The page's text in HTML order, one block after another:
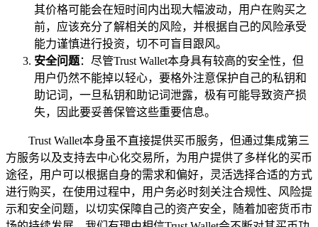
其价格可能会在短时间内出现大幅波动，用户在购买之
前，应该充分了解相关的风险，并根据自己的风险承受
能力谨慎进行投资，切不可盲目跟风。
安全问题：尽管Trust Wallet本身具有较高的安全性，但
用户仍然不能掉以轻心，要格外注意保护自己的私钥和
助记词，一旦私钥和助记词泄露，极有可能导致资产损
失，因此要妥善保管这些重要信息。
Trust Wallet本身虽不直接提供买币服务，但通过集成第三
方服务以及支持去中心化交易所，为用户提供了多样化的买币
途径，用户可以根据自身的需求和偏好，灵活选择合适的方式
进行购买，在使用过程中，用户务必时刻关注合规性、风险提
示和安全问题，以切实保障自己的资产安全，随着加密货币市